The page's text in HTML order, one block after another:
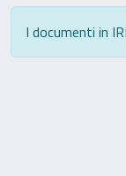
I documenti in